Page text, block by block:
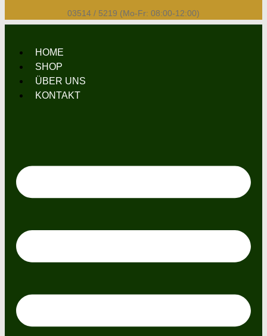
03514 / 5219 (Mo-Fr: 08:00-12:00)
HOME
SHOP
ÜBER UNS
KONTAKT